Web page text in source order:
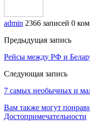
admin 2366 записей 0
Предыдущая запись
Рейсы между РФ и
Следующая запись
7 самых необычных и
Вам также могут
Достопримечательности